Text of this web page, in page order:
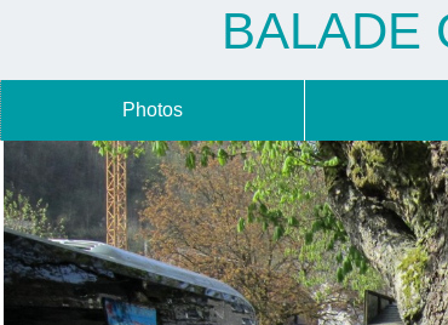
BALADE
Photos